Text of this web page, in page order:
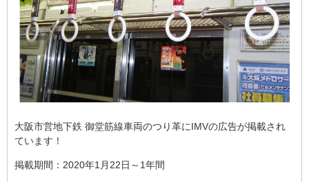
大阪市営地下鉄 御堂筋線車両のつり革にIMVの広告が掲載され
ています！
掲載期間：2020年1月22日～1年間